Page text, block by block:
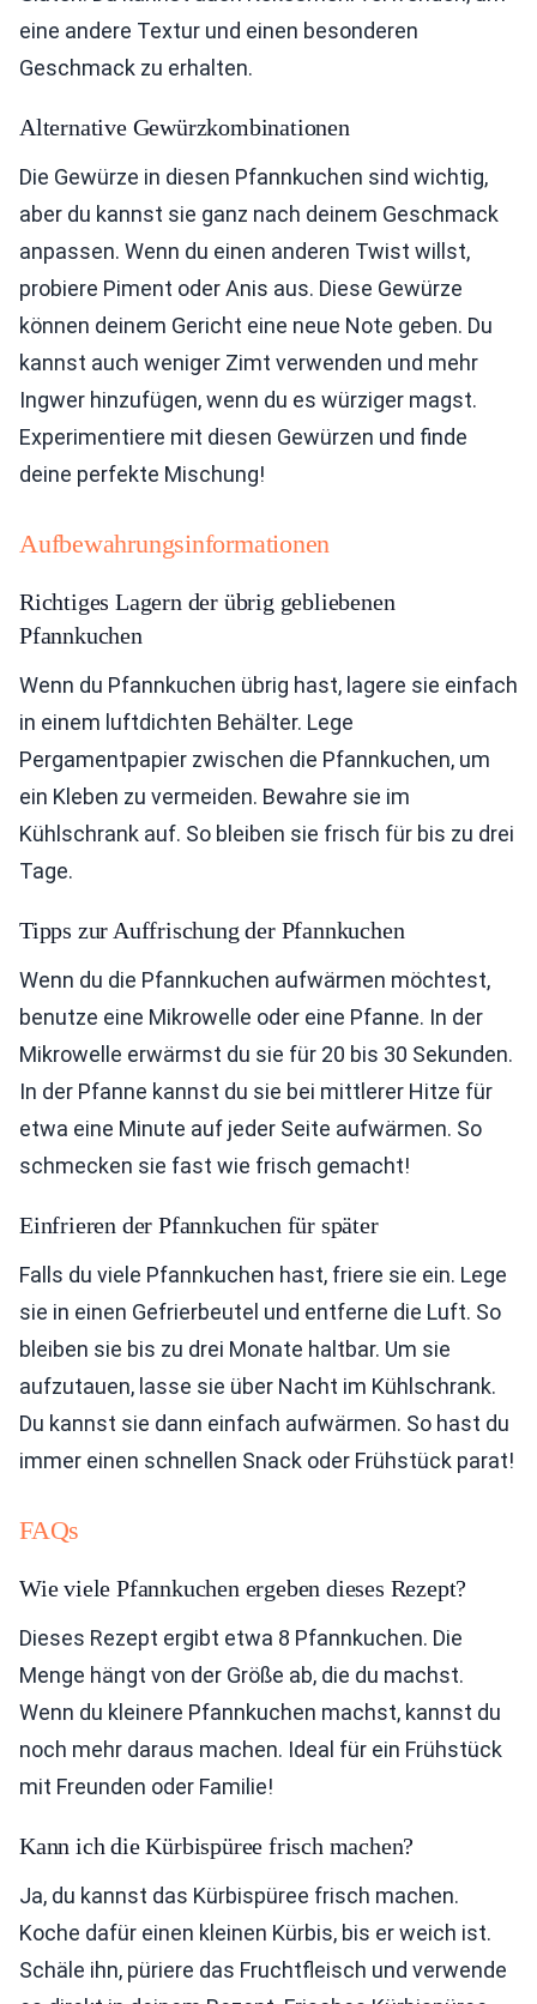
eine andere Textur und einen besonderen
Geschmack zu erhalten.
Alternative Gewürzkombinationen
Die Gewürze in diesen Pfannkuchen sind wichtig,
aber du kannst sie ganz nach deinem Geschmack
anpassen. Wenn du einen anderen Twist willst,
probiere Piment oder Anis aus. Diese Gewürze
können deinem Gericht eine neue Note geben. Du
kannst auch weniger Zimt verwenden und mehr
Ingwer hinzufügen, wenn du es würziger magst.
Experimentiere mit diesen Gewürzen und finde
deine perfekte Mischung!
Aufbewahrungsinformationen
Richtiges Lagern der übrig gebliebenen
Pfannkuchen
Wenn du Pfannkuchen übrig hast, lagere sie einfach
in einem luftdichten Behälter. Lege
Pergamentpapier zwischen die Pfannkuchen, um
ein Kleben zu vermeiden. Bewahre sie im
Kühlschrank auf. So bleiben sie frisch für bis zu drei
Tage.
Tipps zur Auffrischung der Pfannkuchen
Wenn du die Pfannkuchen aufwärmen möchtest,
benutze eine Mikrowelle oder eine Pfanne. In der
Mikrowelle erwärmst du sie für 20 bis 30 Sekunden.
In der Pfanne kannst du sie bei mittlerer Hitze für
etwa eine Minute auf jeder Seite aufwärmen. So
schmecken sie fast wie frisch gemacht!
Einfrieren der Pfannkuchen für später
Falls du viele Pfannkuchen hast, friere sie ein. Lege
sie in einen Gefrierbeutel und entferne die Luft. So
bleiben sie bis zu drei Monate haltbar. Um sie
aufzutauen, lasse sie über Nacht im Kühlschrank.
Du kannst sie dann einfach aufwärmen. So hast du
immer einen schnellen Snack oder Frühstück parat!
FAQs
Wie viele Pfannkuchen ergeben dieses Rezept?
Dieses Rezept ergibt etwa 8 Pfannkuchen. Die
Menge hängt von der Größe ab, die du machst.
Wenn du kleinere Pfannkuchen machst, kannst du
noch mehr daraus machen. Ideal für ein Frühstück
mit Freunden oder Familie!
Kann ich die Kürbispüree frisch machen?
Ja, du kannst das Kürbispüree frisch machen.
Koche dafür einen kleinen Kürbis, bis er weich ist.
Schäle ihn, püriere das Fruchtfleisch und verwende